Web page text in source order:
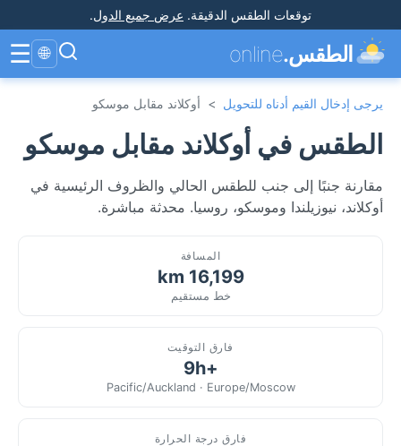
توقعات الطقس الدقيقة. عرض جميع الدول.
الطقس.online
🌐
☰
يرجى إدخال القيم أدناه للتحويل > أوكلاند مقابل موسكو
الطقس في أوكلاند مقابل موسكو
مقارنة جنبًا إلى جنب للطقس الحالي والظروف الرئيسية في
أوكلاند، نيوزيلندا وموسكو، روسيا. محدثة مباشرة.
المسافة
16,199 km
خط مستقيم
فارق التوقيت
+9h
Pacific/Auckland · Europe/Moscow
فارق درجة الحرارة